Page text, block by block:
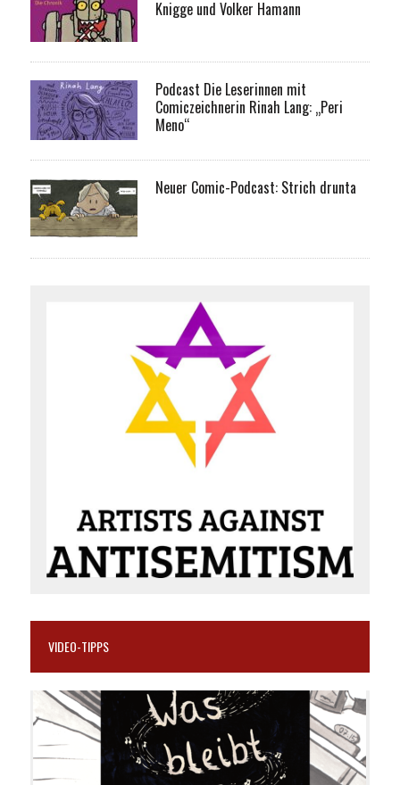
Knigge und Volker Hamann
Podcast Die Leserinnen mit
Comiczeichnerin Rinah Lang: „Peri
Meno“
Neuer Comic-Podcast: Strich drunta
VIDEO-TIPPS